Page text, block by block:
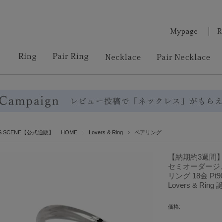
SCENE【公式通販】 HOME Lovers & Ring ペアリング
【納期約3週
セミオーダー
リング 18金
Lovers & Ring
価格: